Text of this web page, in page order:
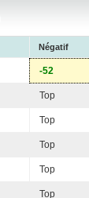
Négatif
-52
Top
Top
Top
Top
Top